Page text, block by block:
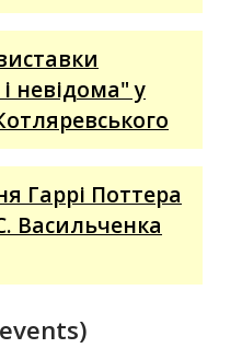
невідома" у
Гаррі Поттера
Васильченка